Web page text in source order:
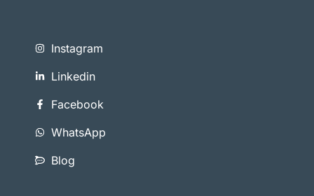
Instagram
Linkedin
Facebook
WhatsApp
Blog